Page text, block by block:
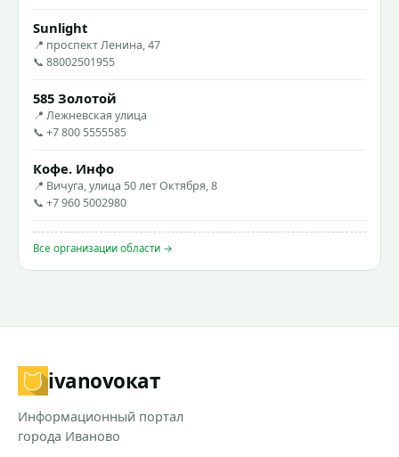
Sunlight
📍 проспект Ленина, 47
📞 88002501955
585 Золотой
📍 Лежневская улица
📞 +7 800 5555585
Кофе. Инфо
📍 Вичуга, улица 50 лет Октября, 8
📞 +7 960 5002980
Все организации области →
ivanovoкат
Информационный портал
города Иваново